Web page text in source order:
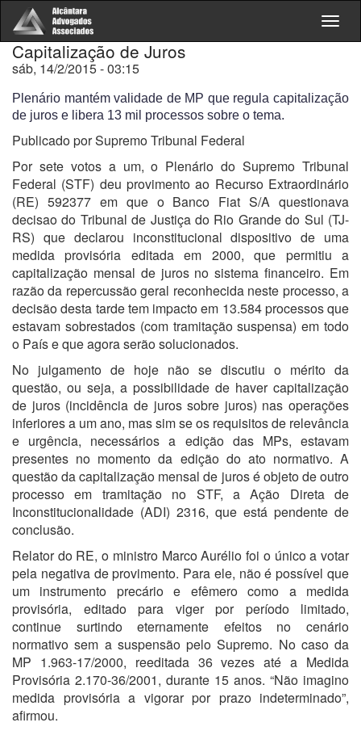
Capitalização de Juros
sáb, 14/2/2015 - 03:15
Plenário mantém validade de MP que regula capitalização
de juros e libera 13 mil processos sobre o tema.
Publicado por Supremo Tribunal Federal
Por sete votos a um, o Plenário do Supremo Tribunal
Federal (STF) deu provimento ao Recurso Extraordinário
(RE) 592377 em que o Banco Fiat S/A questionava
decisao do Tribunal de Justiça do Rio Grande do Sul (TJ-
RS) que declarou inconstitucional dispositivo de uma
medida provisória editada em 2000, que permitiu a
capitalização mensal de juros no sistema financeiro. Em
razão da repercussão geral reconhecida neste processo, a
decisão desta tarde tem impacto em 13.584 processos que
estavam sobrestados (com tramitação suspensa) em todo
o País e que agora serão solucionados.
No julgamento de hoje não se discutiu o mérito da
questão, ou seja, a possibilidade de haver capitalização
de juros (incidência de juros sobre juros) nas operações
inferiores a um ano, mas sim se os requisitos de relevância
e urgência, necessários a edição das MPs, estavam
presentes no momento da edição do ato normativo. A
questão da capitalização mensal de juros é objeto de outro
processo em tramitação no STF, a Ação Direta de
Inconstitucionalidade (ADI) 2316, que está pendente de
conclusão.
Relator do RE, o ministro Marco Aurélio foi o único a votar
pela negativa de provimento. Para ele, não é possível que
um instrumento precário e efêmero como a medida
provisória, editado para viger por período limitado,
continue surtindo eternamente efeitos no cenário
normativo sem a suspensão pelo Supremo. No caso da
MP 1.963-17/2000, reeditada 36 vezes até a Medida
Provisória 2.170-36/2001, durante 15 anos. “Não imagino
medida provisória a vigorar por prazo indeterminado”,
afirmou.